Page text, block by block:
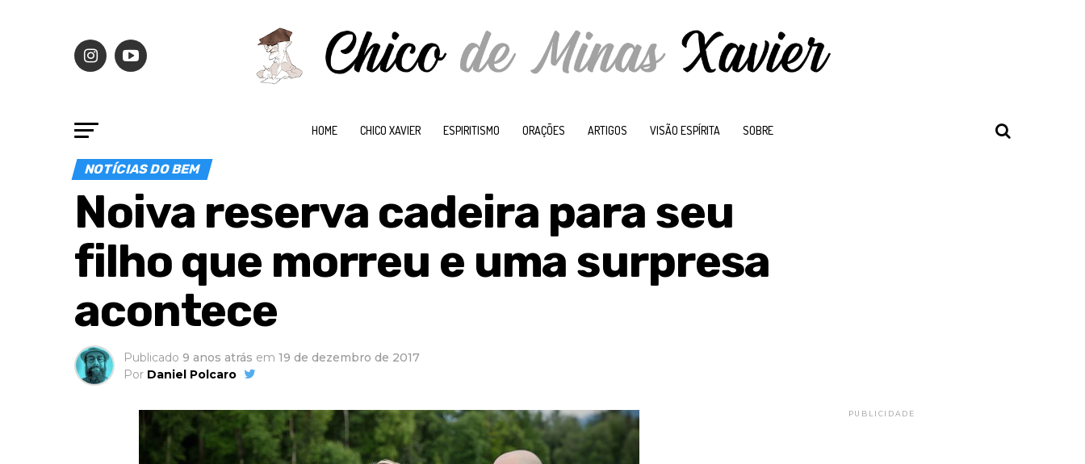
HOME CHICO XAVIER ESPIRITISMO ORAÇÕES ARTIGOS VISÃO ESPÍRITA SOBRE
NOTÍCIAS DO BEM
Noiva reserva cadeira para seu
filho que morreu e uma surpresa
acontece
Publicado 9 anos atrás em 19 de dezembro de 2017
Por Daniel Polcaro
PUBLICIDADE